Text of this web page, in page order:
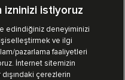
Sipariş Takibi
izninizi istiyoruz
edindiğiniz deneyiminizi
ve ilgi
pazarlama faaliyetleri
İnternet sitemizin
çerezlerin